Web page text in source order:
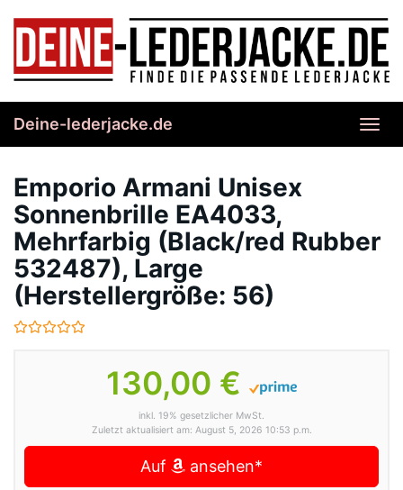
content
Deine-lederjacke.de
Emporio Armani Unisex
Sonnenbrille EA4033,
Mehrfarbig (Black/red Rubber
532487), Large
(Herstellergröße: 56)
130,00 €
inkl. 19% gesetzlicher MwSt.
Zuletzt aktualisiert am: August 5, 2026 10:53 p.m.
Auf ansehen*